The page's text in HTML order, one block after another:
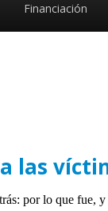
Financiación
las
por lo que fue,